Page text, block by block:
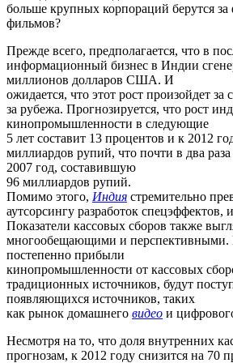
больше крупных корпораций берутся
фильмов?
Прежде всего, предполагается, что в
информационный бизнес в Индии
миллионов долларов США. И
ожидается, что этот рост произойдет за
за рубежа. Прогнозируется, что рост
кинопромышленности в следующие
5 лет составит 13 процентов и к 2012
миллиардов рупий, что почти в два
2007 год, составившую
96 миллиардов рупий.
Помимо этого, Индия стремительно
аутсорсингу разработок спецэффектов,
Показатели кассовых сборов также
многообещающими и перспективными.
постепенно прибыли
кинопромышленности от кассовых
традиционных источников, будут
появляющихся источников, таких
как рынок домашнего видео и
Несмотря на то, что доля внутренних
прогнозам, к 2012 году снизится на 70